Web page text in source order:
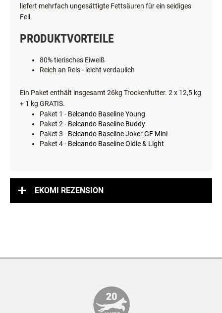
liefert mehrfach ungesättigte Fettsäuren für ein seidiges
Fell.
PRODUKTVORTEILE
80% tierisches Eiweiß
Reich an Reis - leicht verdaulich
Ein Paket enthält insgesamt 26kg Trockenfutter. 2 x 12,5 kg
+ 1 kg GRATIS.
Paket 1 - Belcando Baseline Young
Paket 2 - Belcando Baseline Buddy
Paket 3 - Belcando Baseline Joker GF Mini
Paket 4 - Belcando Baseline Oldie & Light
EKOMI REZENSION